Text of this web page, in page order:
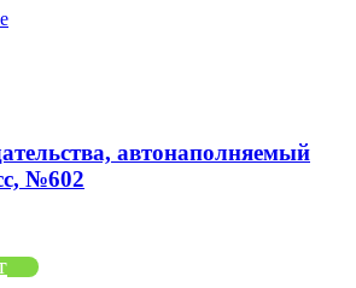
автонаполняемый
№602